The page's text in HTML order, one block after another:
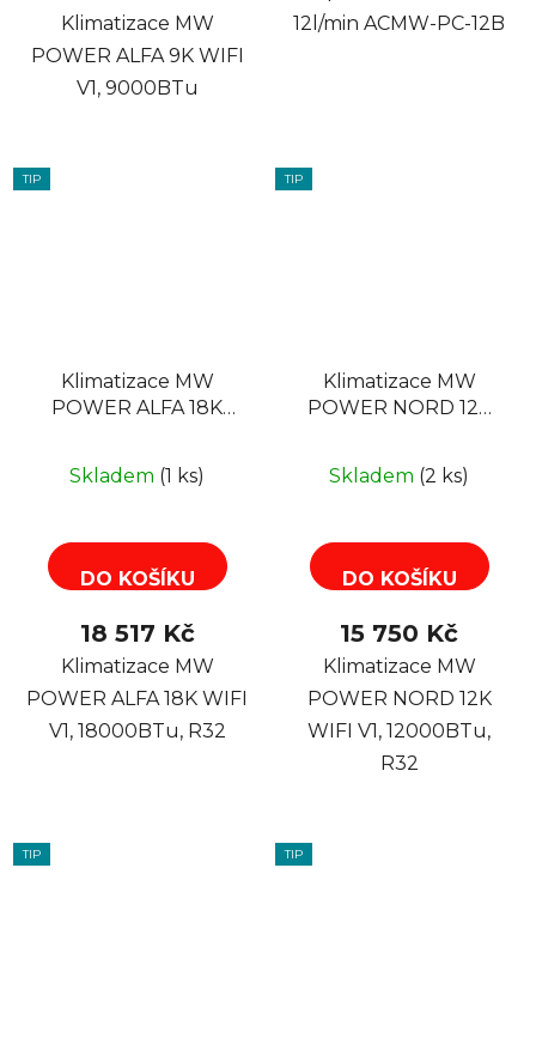
Klimatizace MW
POWER ALFA 9K WIFI
V1, 9000BTu
12l/min ACMW-PC-12B
TIP
Klimatizace MW
POWER ALFA 18K
Skladem (1 ks)
DO KOŠÍKU
18 517 Kč
Klimatizace MW
POWER ALFA 18K WIFI
V1, 18000BTu, R32
TIP
Klimatizace MW
POWER NORD 12K
Skladem (2 ks)
DO KOŠÍKU
15 750 Kč
Klimatizace MW
POWER NORD 12K
WIFI V1, 12000BTu,
R32
TIP TIP